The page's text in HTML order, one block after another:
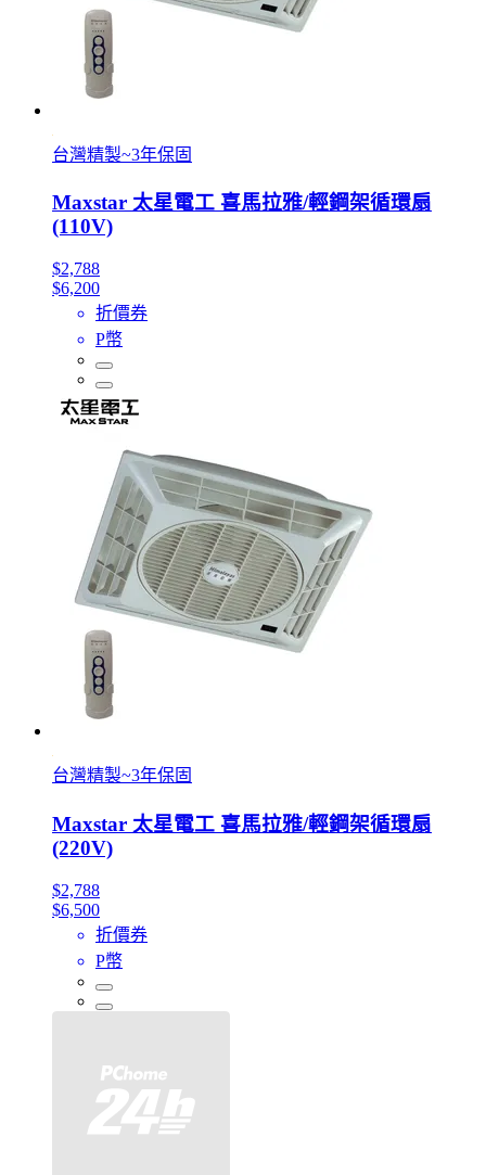
台灣精製~3年保固
Maxstar 太星電工 喜馬拉雅/輕鋼架循環扇
(110V)
$2,788
$6,200
折價券
P幣
台灣精製~3年保固
Maxstar 太星電工 喜馬拉雅/輕鋼架循環扇
(220V)
$2,788
$6,500
折價券
P幣